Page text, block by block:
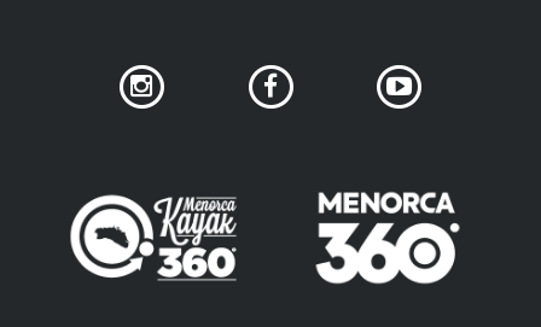
SERVEIS INCLOSOS
EXTRES